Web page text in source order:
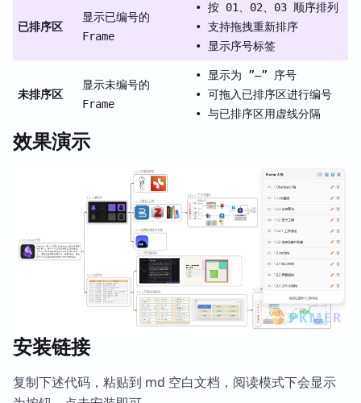
已排序区
显示已编号的
Frame
• 按 01、02、03 顺序排列
• 支持拖拽重新排序
• 显示序号标签
未排序区
显示未编号的
Frame
• 显示为 ”—” 序号
• 可拖入已排序区进行编号
• 与已排序区用虚线分隔
效果演示
安装链接
复制下述代码，粘贴到 md 空白文档，阅读模式下会显示